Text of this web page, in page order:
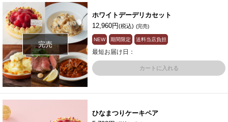
完売
ホワイトデーデリカセット
12,960円(税込) (完売)
NEW 期間限定 送料当店負担
最短お届け日：
カートに入れる
ひなまつりケーキペア